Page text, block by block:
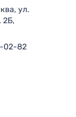
ул.
2Б,
02-82